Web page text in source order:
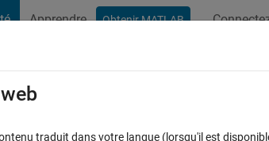
Apprendre Obtenir MATLAB
traduit dans votre langue (lorsqu'il est